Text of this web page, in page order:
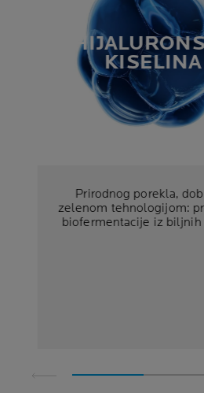
KISELINA
Prirodnog porekla,
zelenom tehnologijom:
biofermentacije iz biljnih